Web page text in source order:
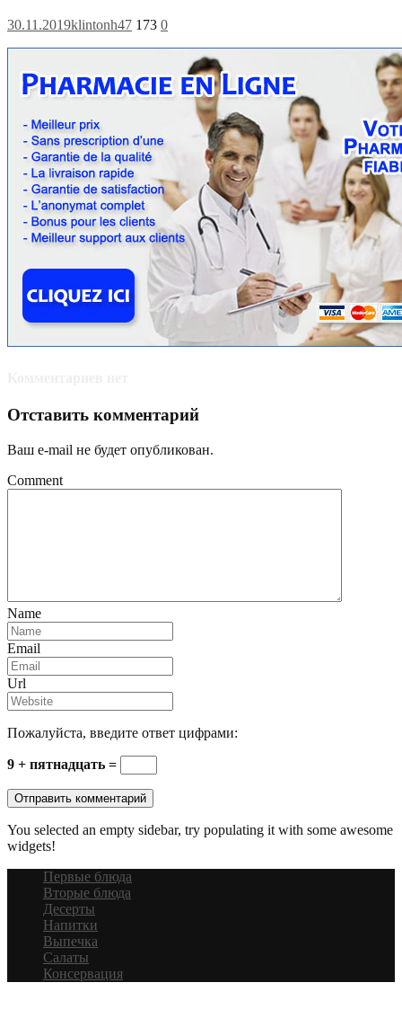
30.11.2019klintonh47 173 0
Отставить комментарий
Ваш e-mail не будет опубликован.
Comment
Name
Email
Url
Пожалуйста, введите ответ цифрами:
9 + пятнадцать =
You selected an empty sidebar, try populating it with some awesome
widgets!
Первые блюда
Вторые блюда
Десерты
Напитки
Выпечка
Салаты
Консервация